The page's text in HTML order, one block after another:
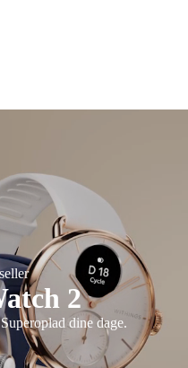
2
dine dage.